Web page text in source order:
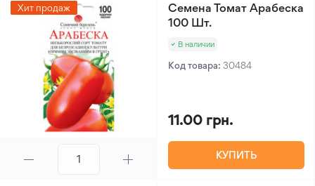
Хит продаж
Семена Томат Арабеска
100 Шт.
В наличии
Код товара: 30484
11.00 грн.
КУПИТЬ